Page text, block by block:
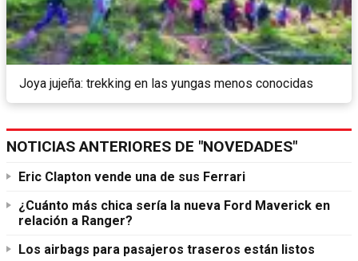
Joya jujeña: trekking en las yungas menos conocidas
NOTICIAS ANTERIORES DE "NOVEDADES"
Eric Clapton vende una de sus Ferrari
¿Cuánto más chica sería la nueva Ford Maverick en
relación a Ranger?
Los airbags para pasajeros traseros están listos